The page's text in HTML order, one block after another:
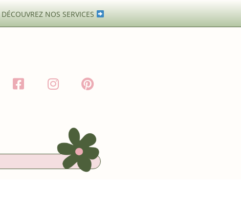
DÉCOUVREZ NOS SERVICES